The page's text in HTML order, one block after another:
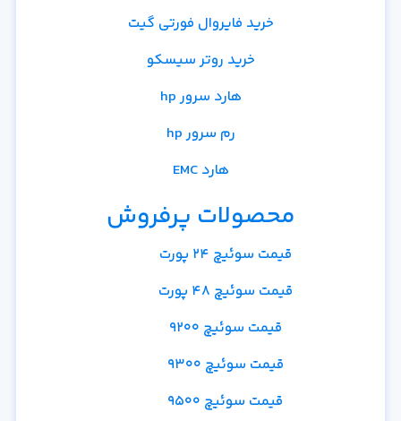
خرید فایروال فورتی گیت
خرید روتر سیسکو
هارد سرور hp
رم سرور hp
هارد EMC
محصولات پرفروش
قیمت سوئیچ 24 پورت
قیمت سوئیچ 48 پورت
قیمت سوئیچ 9200
قیمت سوئیچ 9300
قیمت سوئیچ 9500